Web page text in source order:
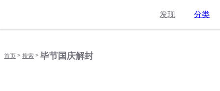
发现 分类
首页 > 搜索 > 毕节国庆解封